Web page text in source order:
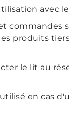
avec
produits
le lit au
en cas